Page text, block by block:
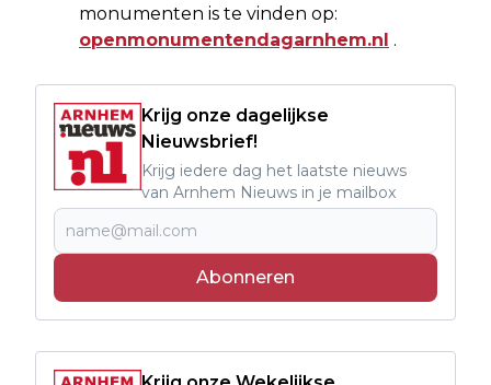
monumenten is te vinden op:
openmonumentendagarnhem.nl .
Krijg onze dagelijkse
Nieuwsbrief!
Krijg iedere dag het laatste nieuws
van Arnhem Nieuws in je mailbox
Abonneren